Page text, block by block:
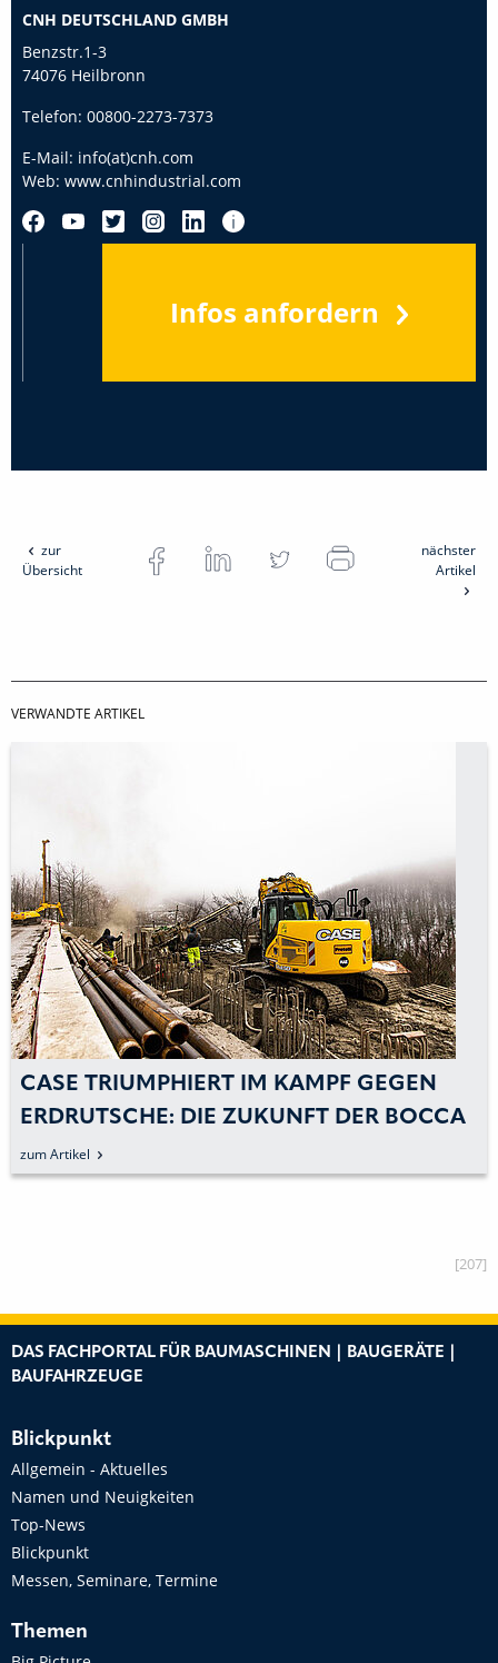
CNH DEUTSCHLAND GMBH
Benzstr.1-3
74076 Heilbronn
Telefon: 00800-2273-7373
E-Mail: info(at)cnh.com
Web: www.cnhindustrial.com
Infos anfordern
zur
Übersicht
nächster
Artikel
VERWANDTE ARTIKEL
CASE TRIUMPHIERT IM KAMPF GEGEN
ERDRUTSCHE: DIE ZUKUNFT DER BOCCA
TRABARIA IST GESICHERT.
zum Artikel
[207]
DAS FACHPORTAL FÜR BAUMASCHINEN | BAUGERÄTE |
BAUFAHRZEUGE
Blickpunkt
Allgemein - Aktuelles
Namen und Neuigkeiten
Top-News
Blickpunkt
Messen, Seminare, Termine
Themen